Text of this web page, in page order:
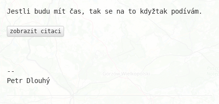
Jestli budu mít čas, tak se na to kdyžtak podívám.
zobrazit citaci
--
Petr Dlouhý